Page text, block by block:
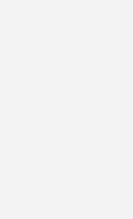
der Übernahme